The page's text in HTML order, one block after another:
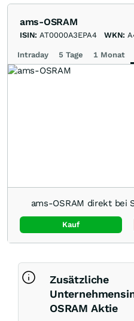
ams-OSRAM
ISIN: AT0000A3EPA4 WKN:
Intraday 5 Tage 1 Monat
ams-OSRAM direkt bei
Kauf
Zusätzliche
OSRAM Aktie